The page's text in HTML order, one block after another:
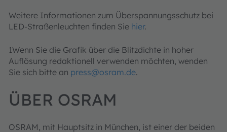
Weitere Informationen zum Überspannungsschutz bei
LED-Straßenleuchten finden Sie hier.
1Wenn Sie die Grafik über die Blitzdichte in hoher
Auflösung redaktionell verwenden möchten, wenden
Sie sich bitte an press@osram.de.
ÜBER OSRAM
OSRAM, mit Hauptsitz in München, ist einer der beiden